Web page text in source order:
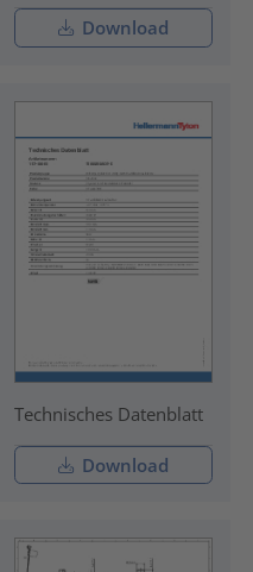
Download
Technisches Datenblatt
Download